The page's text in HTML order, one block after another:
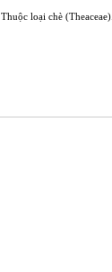
Thuộc loại chè (Theaceae).